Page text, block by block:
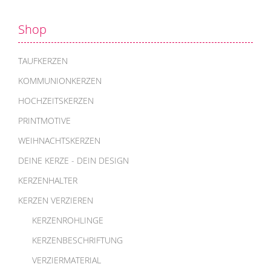
Shop
TAUFKERZEN
KOMMUNIONKERZEN
HOCHZEITSKERZEN
PRINTMOTIVE
WEIHNACHTSKERZEN
DEINE KERZE - DEIN DESIGN
KERZENHALTER
KERZEN VERZIEREN
KERZENROHLINGE
KERZENBESCHRIFTUNG
VERZIERMATERIAL